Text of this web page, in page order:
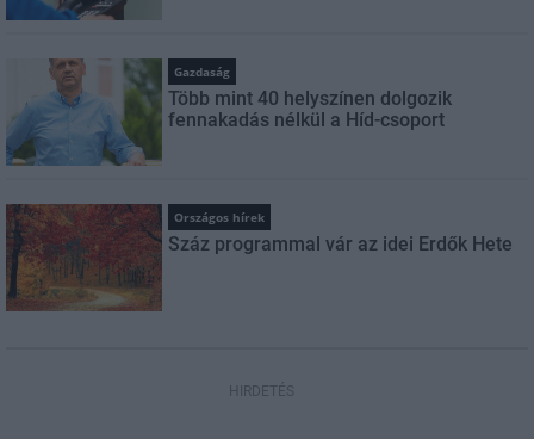
Gazdaság
Több mint 40 helyszínen dolgozik
fennakadás nélkül a Híd-csoport
Országos hírek
Száz programmal vár az idei Erdők Hete
HIRDETÉS